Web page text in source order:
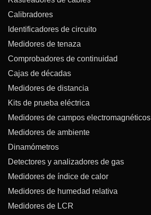
Calibradores
Identificadores de circuito
Medidores de tenaza
Comprobadores de continuidad
Cajas de décadas
Medidores de distancia
Kits de prueba eléctrica
Medidores de campos electromagnéticos
Medidores de ambiente
Dinamómetros
Detectores y analizadores de gas
Medidores de índice de calor
Medidores de humedad relativa
Medidores de LCR